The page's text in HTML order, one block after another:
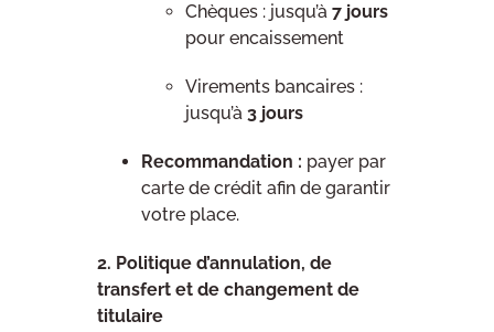
Chèques : jusqu’à7 jours
pour encaissement
Virements bancaires :
jusqu’à3 jours
Recommandation : payer par
carte de crédit afin de garantir
votre place.
2. Politique d’annulation, de
transfert et de changement de
titulaire